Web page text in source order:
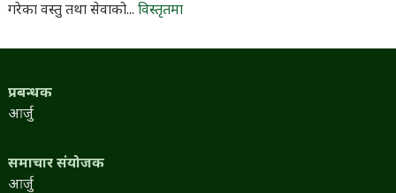
गरेका वस्तु तथा सेवाको... विस्तृतमा
प्रबन्धक
आर्जु
समाचार संयोजक
आर्जु